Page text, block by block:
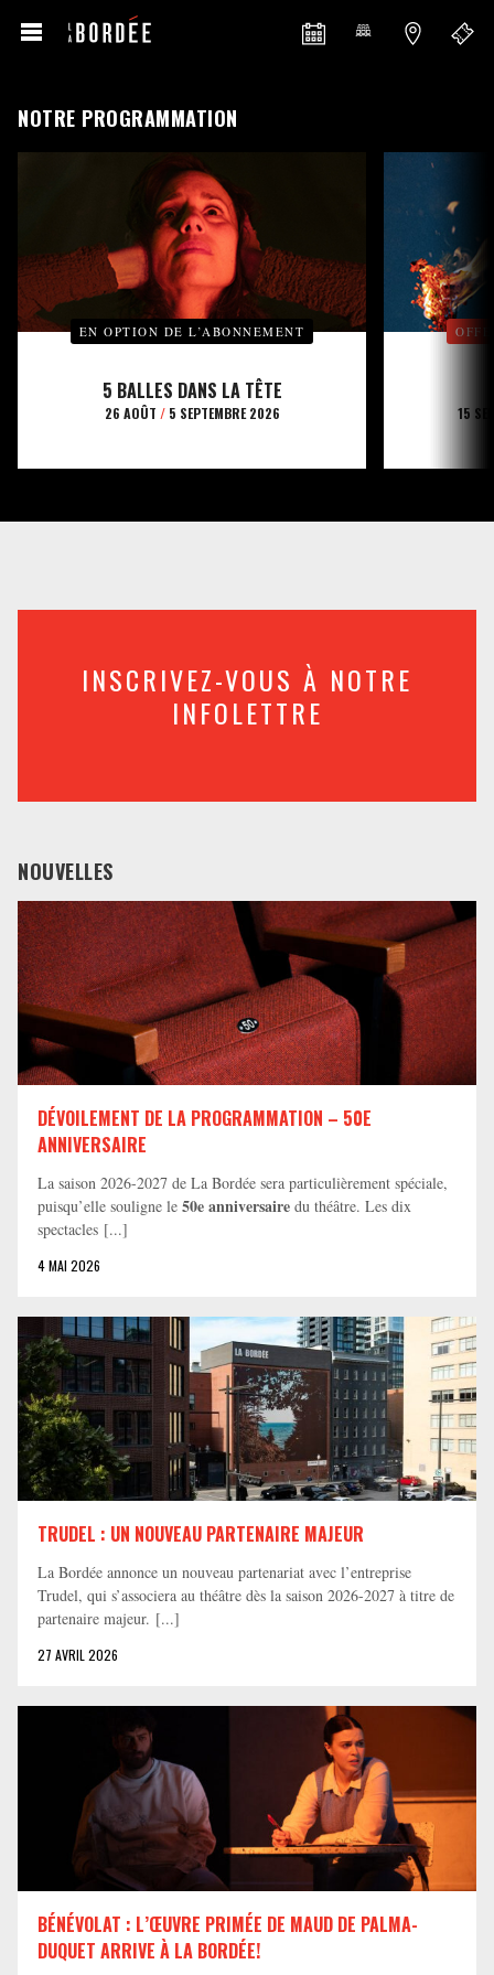
NOTRE PROGRAMMATION
EN OPTION DE L’ABONNEMENT
5 BALLES DANS LA TÊTE
26 AOÛT /5 SEPTEMBRE 2026 15
INSCRIVEZ-VOUS À NOTRE
INFOLETTRE
NOUVELLES
DÉVOILEMENT DE LA PROGRAMMATION – 50E
ANNIVERSAIRE
La saison 2026-2027 de La Bordée sera particulièrement spéciale,
puisqu’elle souligne le 50e anniversaire du théâtre. Les dix
spectacles [...]
4 MAI 2026
TRUDEL : UN NOUVEAU PARTENAIRE MAJEUR
La Bordée annonce un nouveau partenariat avec l’entreprise
Trudel, qui s’associera au théâtre dès la saison 2026-2027 à titre de
partenaire majeur. [...]
27 AVRIL 2026
BÉNÉVOLAT : L’ŒUVRE PRIMÉE DE MAUD DE PALMA-
DUQUET ARRIVE À LA BORDÉE!